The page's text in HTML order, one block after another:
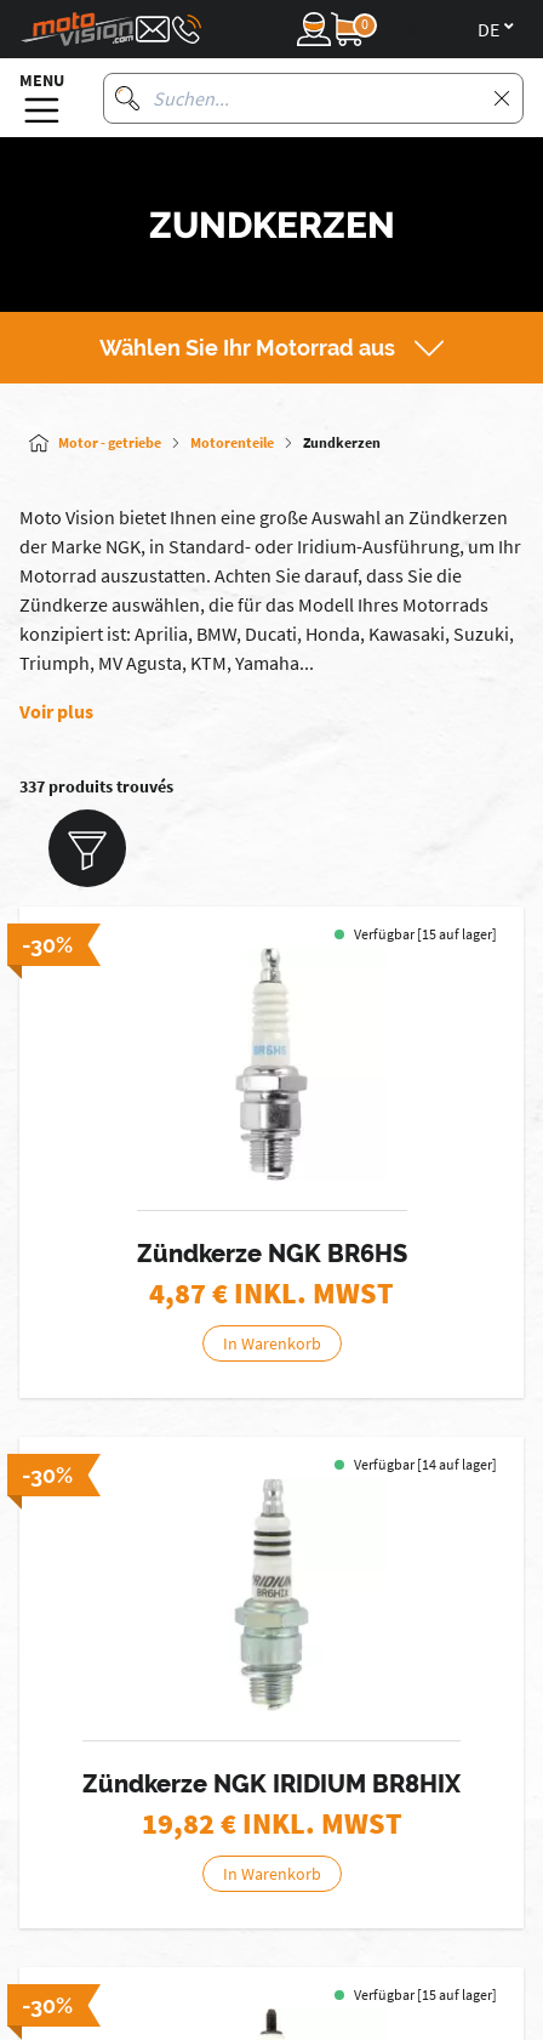
0
MENU
ZUNDKERZEN
Wählen Sie Ihr Motorrad aus
Motor - getriebe Motorenteile Zundkerzen
Moto Vision bietet Ihnen eine große Auswahl an Zündkerzen
der Marke NGK, in Standard- oder Iridium-Ausführung, um Ihr
Motorrad auszustatten. Achten Sie darauf, dass Sie die
Zündkerze auswählen, die für das Modell Ihres Motorrads
konzipiert ist: Aprilia, BMW, Ducati, Honda, Kawasaki, Suzuki,
Triumph, MV Agusta, KTM, Yamaha...
Voir plus
337 produits trouvés
-30% Verfügbar [15 auf lager]
Zündkerze NGK BR6HS
4,87€ INKL. MWST
In Warenkorb
-30% Verfügbar [14 auf lager]
Zündkerze NGK IRIDIUM BR8HIX
19,82€ INKL. MWST
In Warenkorb
-30% Verfügbar [15 auf lager]